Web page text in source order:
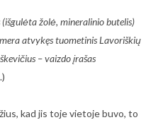
žolė, mineralinio butelis)
atvykęs tuometinis Lavoriškių
– vaizdo įrašas
)
kad jis toje vietoje buvo, to